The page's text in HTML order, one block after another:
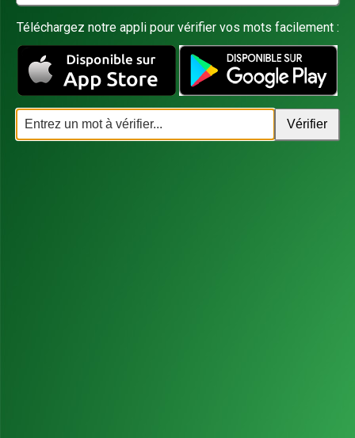
Téléchargez notre appli pour vérifier vos mots facilement :